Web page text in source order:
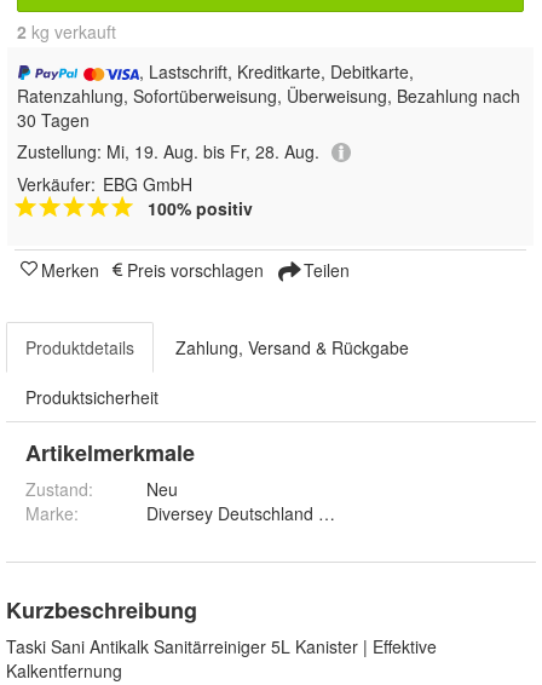
2 kg verkauft
, Lastschrift, Kreditkarte, Debitkarte,
Ratenzahlung, Sofortüberweisung, Überweisung, Bezahlung nach
30 Tagen
Zustellung: Mi, 19. Aug. bis Fr, 28. Aug.
Verkäufer: EBG GmbH
100% positiv
Merken Preis vorschlagen Teilen
Produktdetails Zahlung, Versand & Rückgabe
Produktsicherheit
Artikelmerkmale
Zustand:
Neu
Marke:
Diversey Deutschland GmbH & Co. OHG
Kurzbeschreibung
Taski Sani Antikalk Sanitärreiniger 5L Kanister | Effektive
Kalkentfernung